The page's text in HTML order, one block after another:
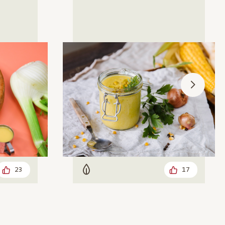
23 Vegetarisch 17